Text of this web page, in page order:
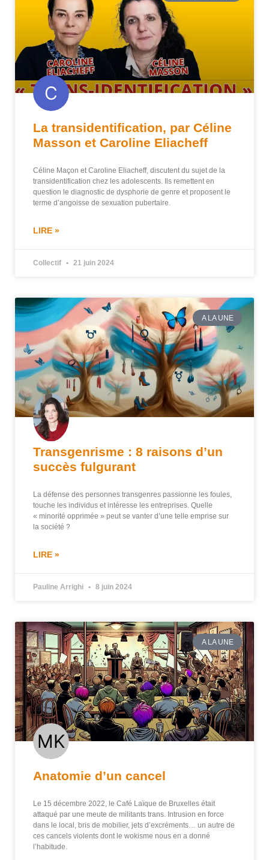
La transidentification, par Céline
Masson et Caroline Eliacheff
Céline Maçon et Caroline Eliacheff, discutent du sujet de la
transidentification chez les adolescents. Ils remettent en
question le diagnostic de dysphorie de genre et proposent le
terme d’angoisse de sexuation pubertaire.
LIRE »
Collectif 21 juin 2024
A LA UNE
Transgenrisme : 8 raisons d’un
succès fulgurant
La défense des personnes transgenres passionne les foules,
touche les individus et intéresse les entreprises. Quelle
« minorité opprimée » peut se vanter d’une telle emprise sur
la société ?
LIRE »
Pauline Arrighi 8 juin 2024
A LA UNE
Anatomie d’un cancel
Le 15 décembre 2022, le Café Laïque de Bruxelles était
attaqué par une meute de militants trans. Intrusion en force
dans le local, bris de mobilier, jets d’excréments… un autre de
ces cancels violents dont le wokisme nous en a donné
l’habitude.